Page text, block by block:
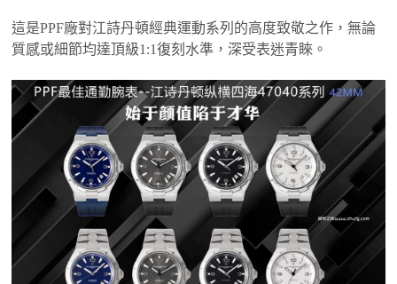
這是PPF廠對江詩丹頓經典運動系列的高度致敬之作，無論
質感或細節均達頂級1:1復刻水準，深受表迷青睞。